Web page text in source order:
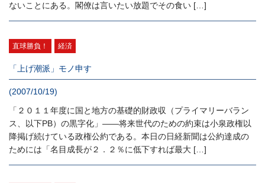
ないことにある。閣僚は言いたい放題でその食い […]
直球勝負！ 経済
「上げ潮派」モノ申す
(2007/10/19)
「２０１１年度に国と地方の基礎的財政収（プライマリーバラン
ス、以下PB）の黒字化」――将来世代のための約束は小泉政権以
降掲げ続けている政権公約である。本日の日経新聞は公約達成の
ためには「名目成長が２．２％に低下すれば最大 […]